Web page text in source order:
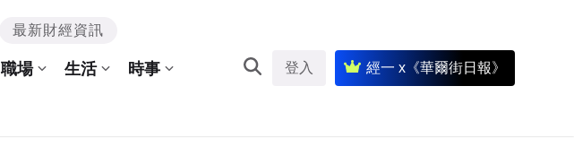
最新財經資訊
職場 生活 時事 登入 經一 x《華爾街日報》